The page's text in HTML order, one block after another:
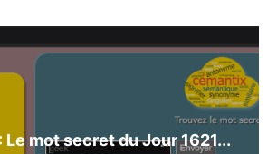
Le mot secret du Jour 1621...